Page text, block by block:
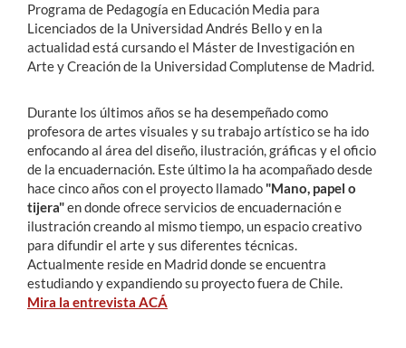
English
Programa de Pedagogía en Educación Media para
Licenciados de la Universidad Andrés Bello y en la
actualidad está cursando el Máster de Investigación en
Arte y Creación de la Universidad Complutense de Madrid.
Durante los últimos años se ha desempeñado como
profesora de artes visuales y su trabajo artístico se ha ido
enfocando al área del diseño, ilustración, gráficas y el oficio
de la encuadernación. Este último la ha acompañado desde
hace cinco años con el proyecto llamado "Mano, papel o
tijera"en donde ofrece servicios de encuadernación e
ilustración creando al mismo tiempo, un espacio creativo
para difundir el arte y sus diferentes técnicas.
Actualmente reside en Madrid donde se encuentra
estudiando y expandiendo su proyecto fuera de Chile.
Mira la entrevista ACÁ